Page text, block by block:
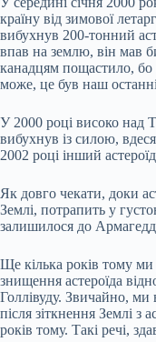
країну від зимової
вибухнув 200-тонний
впав на землю, він мав
канадцям пощастило, бо
може, це був наш
У 2000 році високо над
вибухнув із силою,
2002 році інший
Як довго чекати, доки
Землі, потрапить у
залишилося до
Ще кілька років тому
знищення астероїда
Голлівуду. Звичайно,
після зіткнення Землі з
років тому. Такі речі,